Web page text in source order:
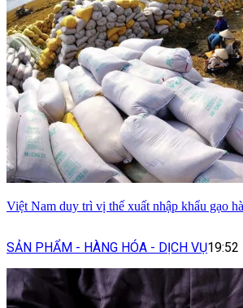
Việt Nam duy trì vị thế xuất nhập khẩu gạo
SẢN PHẨM - HÀNG HÓA - DỊCH VỤ19:52